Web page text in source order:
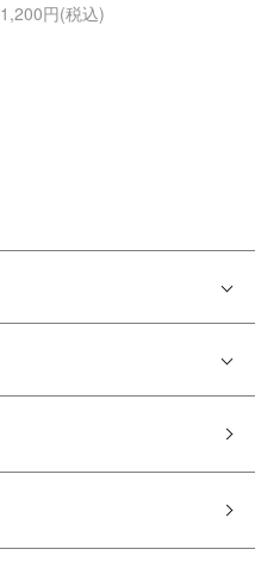
1,200円(税込)